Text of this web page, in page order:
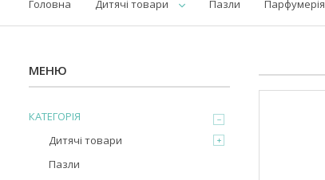
Головна Дитячі товари Пазли Парфумерія
КАТЕГОРІЯ
Дитячі товари
Пазли